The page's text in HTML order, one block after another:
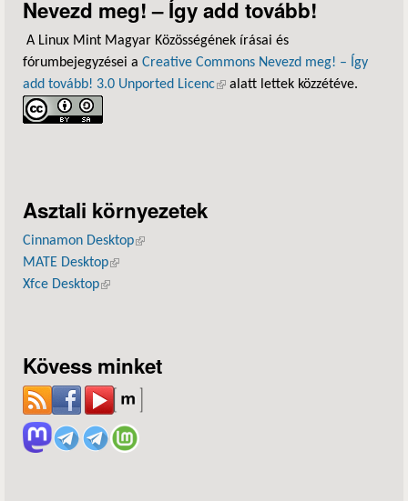
Nevezd meg! – Így add tovább!
A Linux Mint Magyar Közösségének írásai és
fórumbejegyzései a Creative Commons Nevezd meg! – Így
add tovább! 3.0 Unported Licenc(külső hivatkozás)
alatt lettek közzétéve.
Asztali környezetek
Cinnamon Desktop(külső hivatkozás)
MATE Desktop(külső hivatkozás)
Xfce Desktop(külső hivatkozás)
Kövess minket